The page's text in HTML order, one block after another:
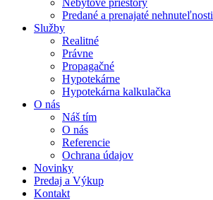
Nebytové priestory
Predané a prenajaté nehnuteľnosti
Služby
Realitné
Právne
Propagačné
Hypotekárne
Hypotekárna kalkulačka
O nás
Náš tím
O nás
Referencie
Ochrana údajov
Novinky
Predaj a Výkup
Kontakt